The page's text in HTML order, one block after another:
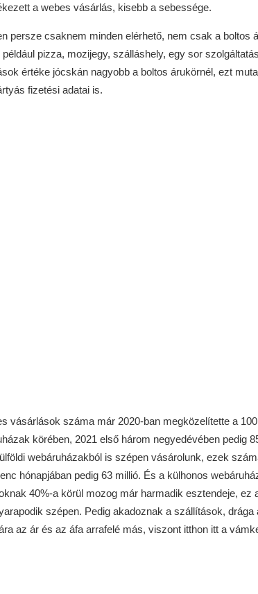
a webes vásárlás, kisebb a sebessége.
persze csaknem minden elérhető, nem csak a boltos
például pizza, mozijegy, szálláshely, egy sor
értéke jócskán nagyobb a boltos árukörnél, ezt
fizetési adatai is.
vásárlások száma már 2020-ban megközelítette a
körében, 2021 első három negyedévében pedig
webáruházakból is szépen vásárolunk, ezek
hónapjában pedig 63 millió. És a külhonos
40%-a körül mozog már harmadik esztendeje, ez
szépen. Pedig akadoznak a szállítások, drága
az ár és az áfa arrafelé más, viszont itthon itt a